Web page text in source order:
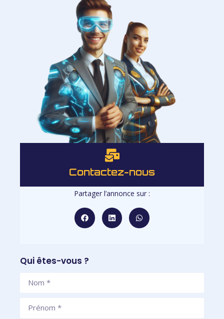
Contactez-nous
Partager l’annonce sur :
Qui êtes-vous ?